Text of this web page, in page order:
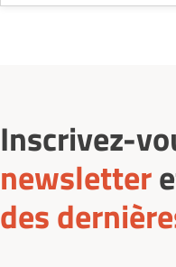
Inscrivez-
newsletter
des